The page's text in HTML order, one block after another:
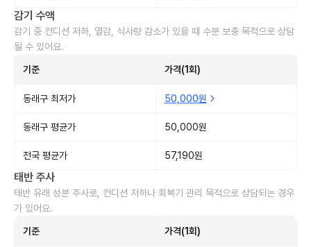
감기 수액
감기 중 컨디션 저하, 열감, 식사량 감소가 있을 때 수분 보충 목적으로 상담
될 수 있어요.
기준 가격(1회)
동래구 최저가 50,000원
동래구 평균가 50,000원
전국 평균가 57,190원
태반 주사
태반 유래 성분 주사로, 컨디션 저하나 회복기 관리 목적으로 상담되는 경우
가 있어요.
기준 가격(1회)